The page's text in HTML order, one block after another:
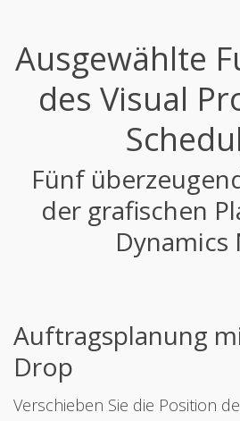
Ausgewählte
des Visual
Fünf
der grafischen
Dynamics
Auftragsplanung
Drop
Verschieben Sie die Position